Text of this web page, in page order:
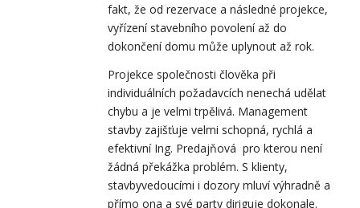
fakt, že od rezervace a následné projekce,
vyřízení stavebního povolení až do
dokončení domu může uplynout až rok.
Projekce společnosti člověka při
individuálních požadavcích nenechá udělat
chybu a je velmi trpělivá. Management
stavby zajišťuje velmi schopná, rychlá a
efektivní Ing. Predajňová pro kterou není
žádná překážka problém. S klienty,
stavbyvedoucími i dozory mluví výhradně a
přímo ona a své party diriguje dokonale.